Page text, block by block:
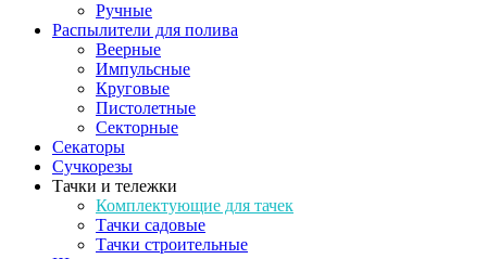
Ручные
Распылители для полива
Веерные
Импульсные
Круговые
Пистолетные
Секторные
Секаторы
Сучкорезы
Тачки и тележки
Комплектующие для тачек
Тачки садовые
Тачки строительные